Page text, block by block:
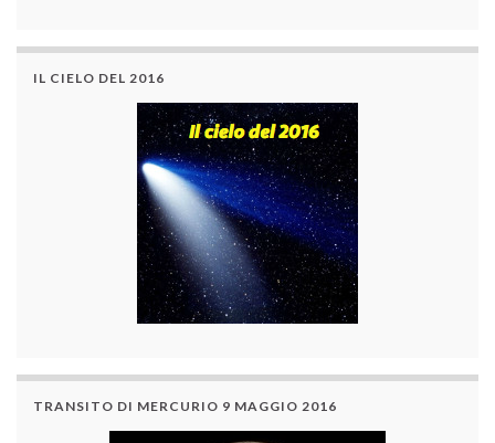
IL CIELO DEL 2016
TRANSITO DI MERCURIO 9 MAGGIO 2016